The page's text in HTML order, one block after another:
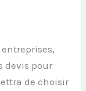
devis pour
de choisir